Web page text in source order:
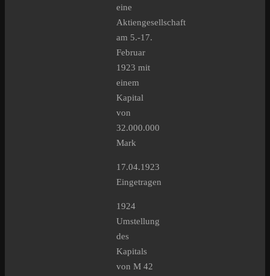
eine
Aktiengesellschaft
am 5.-17.
Februar
1923 mit
einem
Kapital
von
32.000.000
Mark
17.04.1923
Eingetragen
1924
Umstellung
des
Kapitals
von M 42